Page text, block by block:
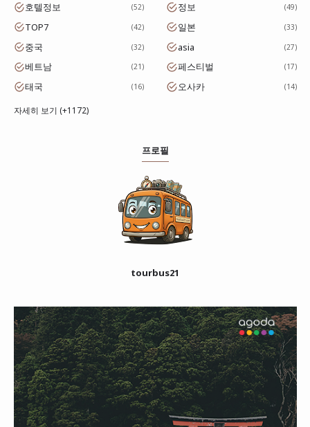
호텔정보 52 정보 49
TOP7 42 일본 33
중국 32 asia 27
베트남 21 페스티벌 17
태국 16 오사카 14
자세히 보기 (+1172)
프로필
tourbus21